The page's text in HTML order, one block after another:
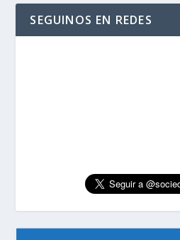
SEGUINOS EN REDES